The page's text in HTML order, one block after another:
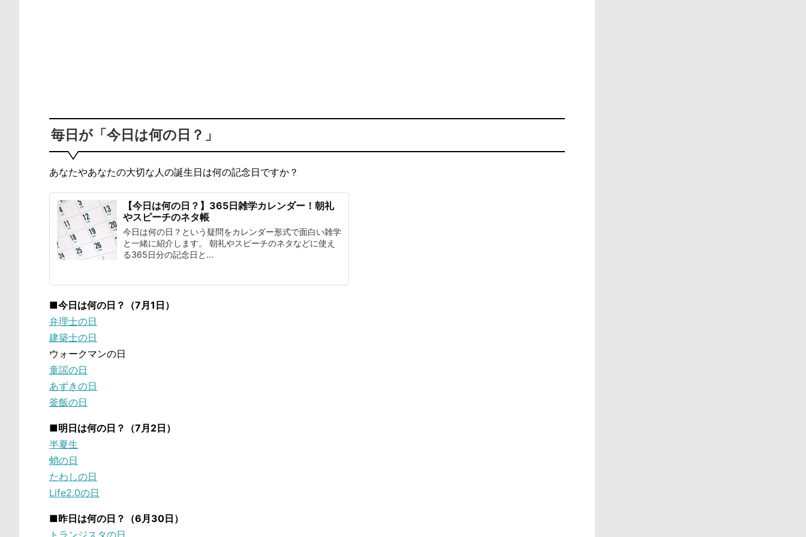
毎日が「今日は何の日？」
あなたやあなたの大切な人の誕生日は何の記念日ですか？
【今日は何の日？】365日雑学カレンダー！朝礼
やスピーチのネタ帳
今日は何の日？という疑問をカレンダー形式で面白い雑学
と一緒に紹介します。 朝礼やスピーチのネタなどに使え
る365日分の記念日と...
■今日は何の日？（7月1日）
弁理士の日
建築士の日
ウォークマンの日
童謡の日
あずきの日
釜飯の日
■明日は何の日？（7月2日）
半夏生
蛸の日
たわしの日
Life2.0の日
■昨日は何の日？（6月30日）